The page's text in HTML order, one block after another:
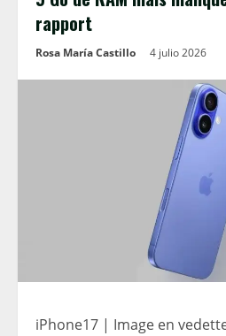
rapport
Rosa María Castillo 4 julio 2026
iPhone17 | Image en